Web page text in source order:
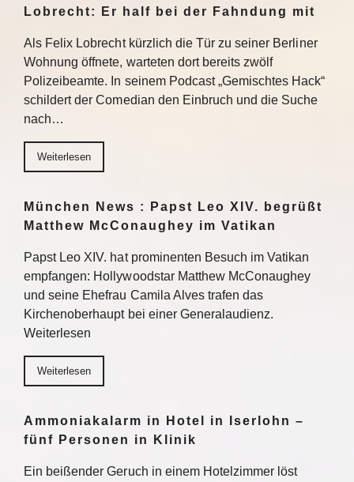
Lobrecht: Er half bei der Fahndung mit
Als Felix Lobrecht kürzlich die Tür zu seiner Berliner
Wohnung öffnete, warteten dort bereits zwölf
Polizeibeamte. In seinem Podcast „Gemischtes Hack“
schildert der Comedian den Einbruch und die Suche
nach…
Weiterlesen
München News : Papst Leo XIV. begrüßt
Matthew McConaughey im Vatikan
Papst Leo XIV. hat prominenten Besuch im Vatikan
empfangen: Hollywoodstar Matthew McConaughey
und seine Ehefrau Camila Alves trafen das
Kirchenoberhaupt bei einer Generalaudienz.
Weiterlesen
Weiterlesen
Ammoniakalarm in Hotel in Iserlohn –
fünf Personen in Klinik
Ein beißender Geruch in einem Hotelzimmer löst